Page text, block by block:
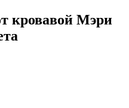
кровавой Мэри